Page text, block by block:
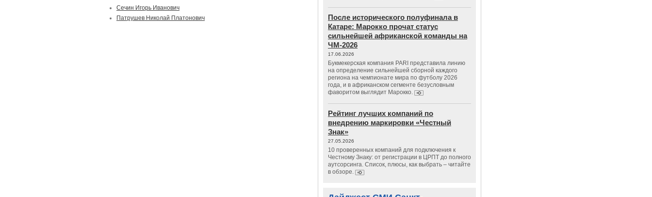
Сечин Игорь Иванович
Патрушев Николай Платонович
После исторического полуфинала в
Катаре: Марокко прочат статус
сильнейшей африканской команды на
ЧМ-2026
17.06.2026
Букмекерская компания PARI представила линию
на определение сильнейшей сборной каждого
региона на чемпионате мира по футболу 2026
года, и в африканском сегменте безусловным
фаворитом выглядит Марокко.
Рейтинг лучших компаний по
внедрению маркировки «Честный
Знак»
27.05.2026
10 проверенных компаний для подключения к
Честному Знаку: от регистрации в ЦРПТ до полного
аутсорсинга. Список, плюсы, как выбрать – читайте
в обзоре.